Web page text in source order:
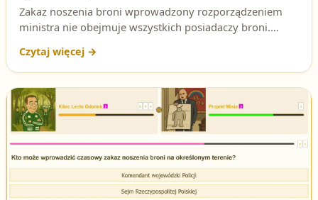
Zakaz noszenia broni wprowadzony rozporządzeniem
ministra nie obejmuje wszystkich posiadaczy broni.
odpowiedzieć na to pytanie testowe na egzaminie na
patent strzelecki.